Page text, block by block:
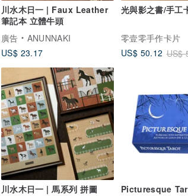
川水木日一 | Faux Leather
筆記本 立體牛頭
廣告
ANUNNAKI
US$ 23.17
光與影之書/手工
零壹零手作卡片
US$ 50.12 US$
川水木日一 | 馬系列 拼圖
Picturesque